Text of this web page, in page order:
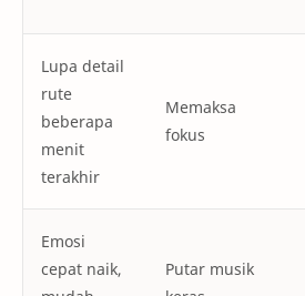
Lupa detail
rute
beberapa
menit
terakhir
Memaksa
fokus
Emosi
cepat naik,
Putar musik